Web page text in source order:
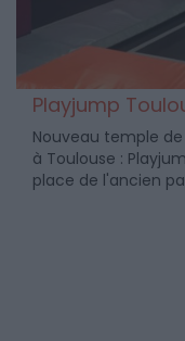
Playjump
Nouveau temple
à Toulouse :
place de l'ancien